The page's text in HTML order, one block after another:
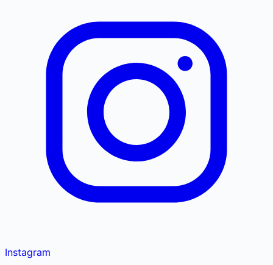
Instagram